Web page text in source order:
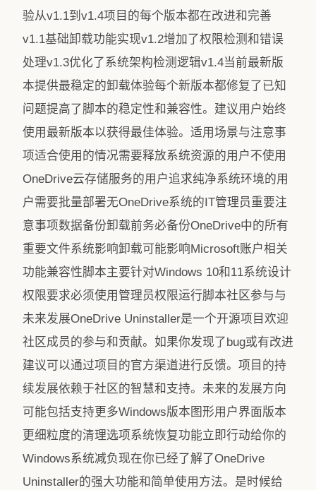
验从v1.1到v1.4项目的每个版本都在改进和完善
v1.1基础卸载功能实现v1.2增加了权限检测和错误
处理v1.3优化了系统架构检测逻辑v1.4当前最新版
本提供最稳定的卸载体验每个新版本都修复了已知
问题提高了脚本的稳定性和兼容性。建议用户始终
使用最新版本以获得最佳体验。适用场景与注意事
项适合使用的情况需要释放系统资源的用户不使用
OneDrive云存储服务的用户追求纯净系统环境的用
户需要批量部署无OneDrive系统的IT管理员重要注
意事项数据备份卸载前务必备份OneDrive中的所有
重要文件系统影响卸载可能影响Microsoft账户相关
功能兼容性脚本主要针对Windows 10和11系统设计
权限要求必须使用管理员权限运行脚本社区参与与
未来发展OneDrive Uninstaller是一个开源项目欢迎
社区成员的参与和贡献。如果你发现了bug或有改进
建议可以通过项目的官方渠道进行反馈。项目的持
续发展依赖于社区的智慧和支持。未来的发展方向
可能包括支持更多Windows版本图形用户界面版本
更细粒度的清理选项系统恢复功能立即行动给你的
Windows系统减负现在你已经了解了OneDrive
Uninstaller的强大功能和简单使用方法。是时候给